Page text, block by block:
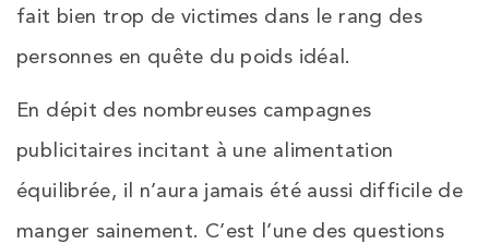
fait bien trop de victimes dans le rang des
personnes en quête du poids idéal.
En dépit des nombreuses campagnes
publicitaires incitant à une alimentation
équilibrée, il n’aura jamais été aussi difficile de
manger sainement. C’est l’une des questions